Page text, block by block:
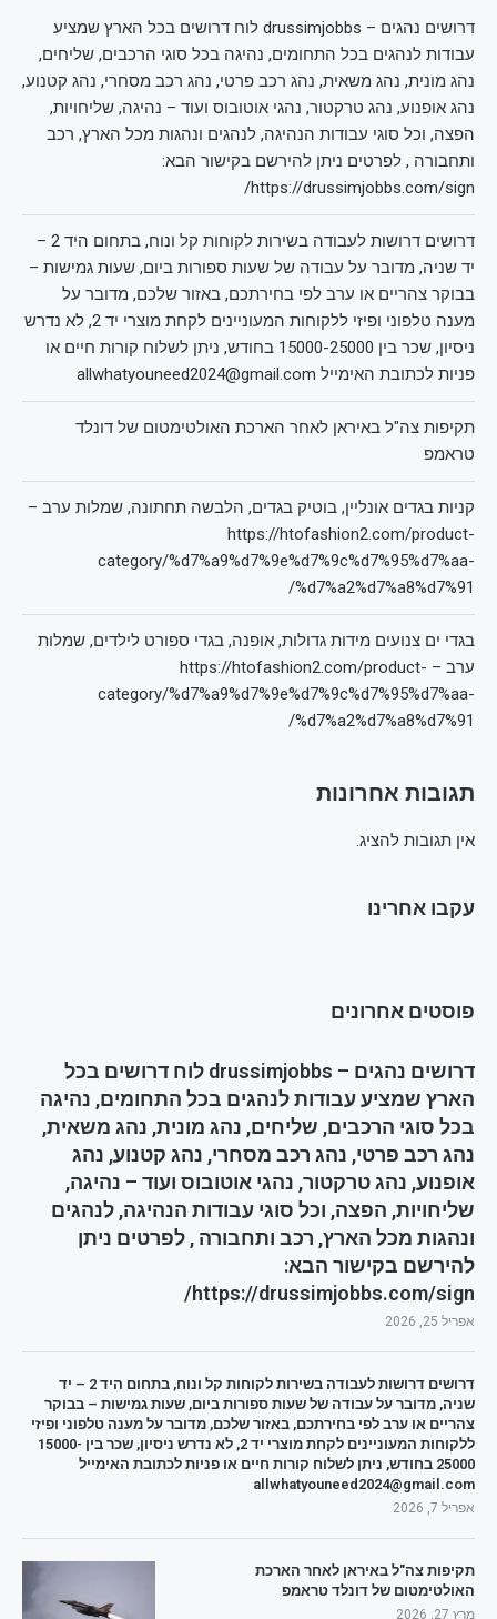
דרושים נהגים – drussimjobbs לוח דרושים בכל הארץ שמציע
עבודות לנהגים בכל התחומים, נהיגה בכל סוגי הרכבים, שליחים,
נהג מונית, נהג משאית, נהג רכב פרטי, נהג רכב מסחרי, נהג קטנוע,
נהג אופנוע, נהג טרקטור, נהגי אוטובוס ועוד – נהיגה, שליחויות,
הפצה, וכל סוגי עבודות הנהיגה, לנהגים ונהגות מכל הארץ, רכב
ותחבורה , לפרטים ניתן להירשם בקישור הבא:
https://drussimjobbs.com/sign/
דרושים דרושות לעבודה בשירות לקוחות קל ונוח, בתחום היד 2 –
יד שניה, מדובר על עבודה של שעות ספורות ביום, שעות גמישות –
בבוקר צהריים או ערב לפי בחירתכם, באזור שלכם, מדובר על
מענה טלפוני ופיזי ללקוחות המעוניינים לקחת מוצרי יד 2, לא נדרש
ניסיון, שכר בין 15000-25000 בחודש, ניתן לשלוח קורות חיים או
פניות לכתובת האימייל allwhatyouneed2024@gmail.com
תקיפות צה"ל באיראן לאחר הארכת האולטימטום של דונלד
טראמפ
קניות בגדים אונליין, בוטיק בגדים, הלבשה תחתונה, שמלות ערב –
https://htofashion2.com/product-
category/%d7%a9%d7%9e%d7%9c%d7%95%d7%aa-
%d7%a2%d7%a8%d7%91/
בגדי ים צנועים מידות גדולות, אופנה, בגדי ספורט לילדים, שמלות
ערב – https://htofashion2.com/product-
category/%d7%a9%d7%9e%d7%9c%d7%95%d7%aa-
%d7%a2%d7%a8%d7%91/
תגובות אחרונות
אין תגובות להציג.
עקבו אחרינו
פוסטים אחרונים
דרושים נהגים – drussimjobbs לוח דרושים בכל
הארץ שמציע עבודות לנהגים בכל התחומים, נהיגה
בכל סוגי הרכבים, שליחים, נהג מונית, נהג משאית,
נהג רכב פרטי, נהג רכב מסחרי, נהג קטנוע, נהג
אופנוע, נהג טרקטור, נהגי אוטובוס ועוד – נהיגה,
שליחויות, הפצה, וכל סוגי עבודות הנהיגה, לנהגים
ונהגות מכל הארץ, רכב ותחבורה , לפרטים ניתן
להירשם בקישור הבא:
https://drussimjobbs.com/sign/
אפריל 25, 2026
דרושים דרושות לעבודה בשירות לקוחות קל ונוח, בתחום היד 2 – יד
שניה, מדובר על עבודה של שעות ספורות ביום, שעות גמישות – בבוקר
צהריים או ערב לפי בחירתכם, באזור שלכם, מדובר על מענה טלפוני ופיזי
ללקוחות המעוניינים לקחת מוצרי יד 2, לא נדרש ניסיון, שכר בין 15000-
25000 בחודש, ניתן לשלוח קורות חיים או פניות לכתובת האימייל
allwhatyouneed2024@gmail.com
אפריל 7, 2026
תקיפות צה"ל באיראן לאחר הארכת
האולטימטום של דונלד טראמפ
מרץ 27, 2026